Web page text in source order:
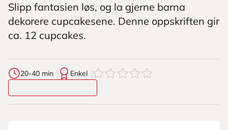
Slipp fantasien løs, og la gjerne barna
dekorere cupcakesene. Denne oppskriften gir
ca. 12 cupcakes.
20-40 min Enkel 0av5stjerner